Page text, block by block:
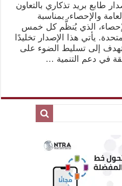
طابع بريد تذكاري بالتعاون
والإحصاء، بمناسبة
للإحصاء، الذي يُنظَّم كل خمس
يأتي هذا الإصدار تخليدًا
تهدف إلى تسليط الضوء على
في دعم التنمية …